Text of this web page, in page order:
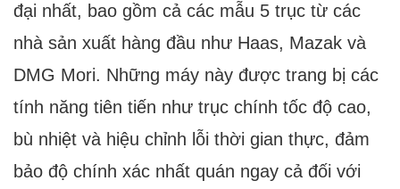
đại nhất, bao gồm cả các mẫu 5 trục từ các
nhà sản xuất hàng đầu như Haas, Mazak và
DMG Mori. Những máy này được trang bị các
tính năng tiên tiến như trục chính tốc độ cao,
bù nhiệt và hiệu chỉnh lỗi thời gian thực, đảm
bảo độ chính xác nhất quán ngay cả đối với